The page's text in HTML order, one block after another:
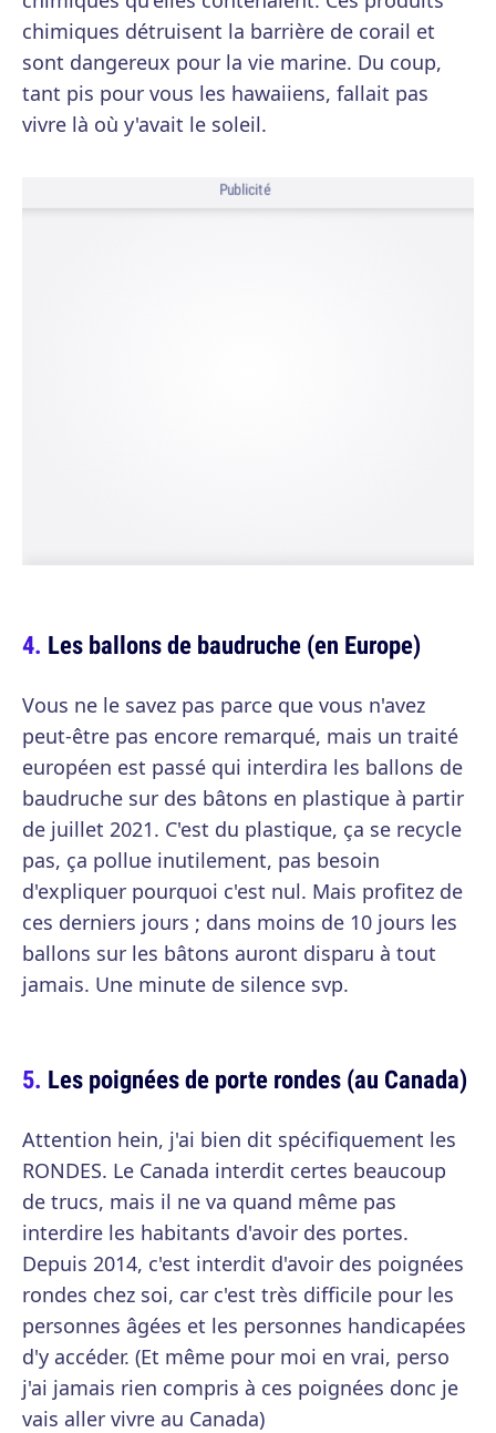
chimiques détruisent la barrière de corail et
sont dangereux pour la vie marine. Du coup,
tant pis pour vous les hawaiiens, fallait pas
vivre là où y'avait le soleil.
Publicité
Les ballons de baudruche (en Europe)
Vous ne le savez pas parce que vous n'avez
peut-être pas encore remarqué, mais un traité
européen est passé qui interdira les ballons de
baudruche sur des bâtons en plastique à partir
de juillet 2021. C'est du plastique, ça se recycle
pas, ça pollue inutilement, pas besoin
d'expliquer pourquoi c'est nul. Mais profitez de
ces derniers jours ; dans moins de 10 jours les
ballons sur les bâtons auront disparu à tout
jamais. Une minute de silence svp.
Les poignées de porte rondes (au Canada)
Attention hein, j'ai bien dit spécifiquement les
RONDES. Le Canada interdit certes beaucoup
de trucs, mais il ne va quand même pas
interdire les habitants d'avoir des portes.
Depuis 2014, c'est interdit d'avoir des poignées
rondes chez soi, car c'est très difficile pour les
personnes âgées et les personnes handicapées
d'y accéder. (Et même pour moi en vrai, perso
j'ai jamais rien compris à ces poignées donc je
vais aller vivre au Canada)